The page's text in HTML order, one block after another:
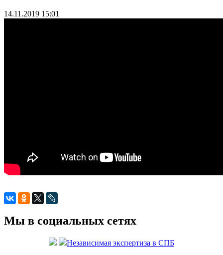
14.11.2019 15:01
Мы в социальных сетях
Независимая экспертиза в СПБ